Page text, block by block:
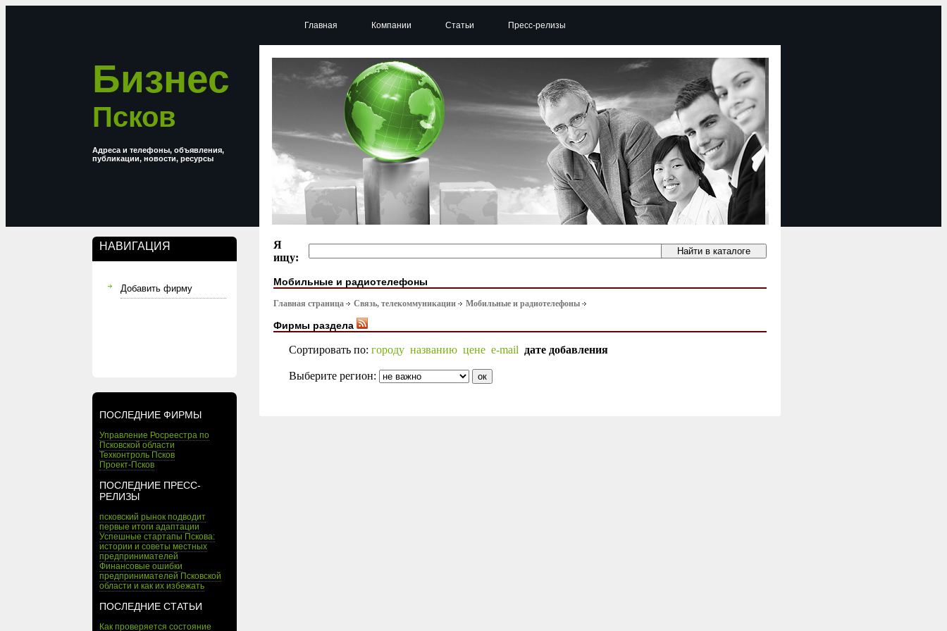
Бизнес
Псков
Адреса и телефоны, объявления,
публикации, новости, ресурсы
НАВИГАЦИЯ
Добавить фирму
ПОСЛЕДНИЕ ФИРМЫ
Управление Росреестра по
Псковской области
Техконтроль Псков
Проект-Псков
ПОСЛЕДНИЕ ПРЕСС-
РЕЛИЗЫ
псковский рынок подводит
первые итоги адаптации
Успешные стартапы Пскова:
истории и советы местных
предпринимателей
Финансовые ошибки
предпринимателей Псковской
области и как их избежать
ПОСЛЕДНИЕ СТАТЬИ
Как проверяется состояние
Главная Компании Статьи Пресс-релизы
Я
ищу:
Мобильные и радиотелефоны
Главная страница Связь, телекоммуникации Мобильные и радиотелефоны
Фирмы раздела
Сортировать по: городу названию цене e-mail дате добавления
Выберите регион: